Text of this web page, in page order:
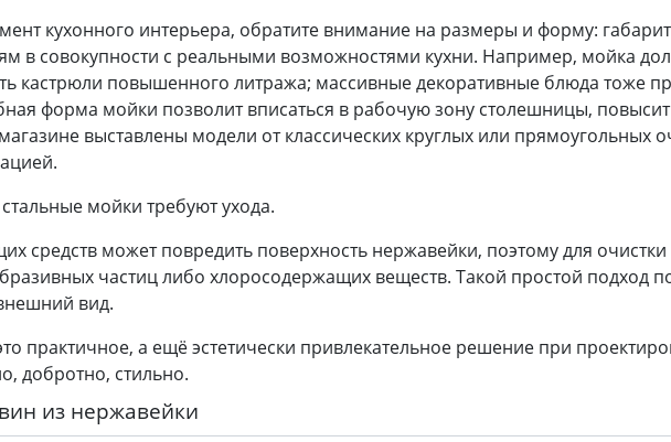
кухонного интерьера, обратите внимание на размеры и форму:
в совокупности с реальными возможностями кухни. Например, мойка
кастрюли повышенного литража; массивные декоративные блюда тоже
форма мойки позволит вписаться в рабочую зону столешницы,
выставлены модели от классических круглых или прямоугольных
мойки требуют ухода.
средств может повредить поверхность нержавейки, поэтому для очистки
частиц либо хлоросодержащих веществ. Такой простой подход
вид.
практичное, а ещё эстетически привлекательное решение при
добротно, стильно.
из нержавейки